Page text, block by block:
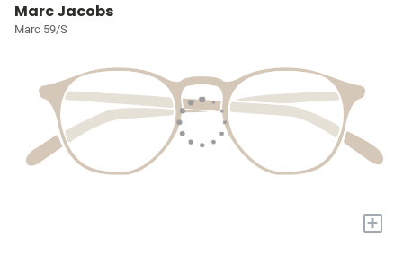
Marc Jacobs
Marc 59/S
+